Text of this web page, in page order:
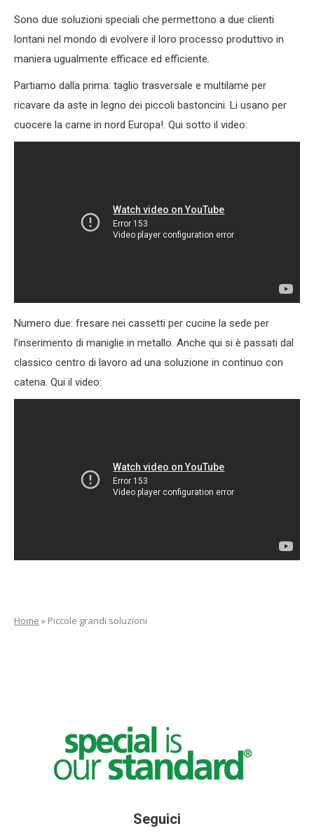
Sono due soluzioni speciali che permettono a due clienti
lontani nel mondo di evolvere il loro processo produttivo in
maniera ugualmente efficace ed efficiente.
Partiamo dalla prima: taglio trasversale e multilame per
ricavare da aste in legno dei piccoli bastoncini. Li usano per
cuocere la carne in nord Europa!. Qui sotto il video:
Numero due: fresare nei cassetti per cucine la sede per
l’inserimento di maniglie in metallo. Anche qui si è passati dal
classico centro di lavoro ad una soluzione in continuo con
catena. Qui il video:
Home » Piccole grandi soluzioni
Seguici